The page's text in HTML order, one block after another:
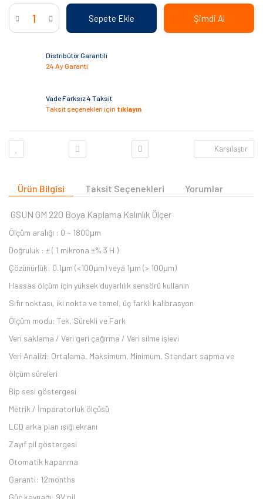
Sepete Ekle Şimdi Al
Distribütör Garantili
24 Ay Garanti
Vade Farksız 4 Taksit
Taksit seçenekleri için tıklayın
Karşılaştır
Ürün Bilgisi Taksit Seçenekleri Yorumlar
GSUN GM 220 Boya Kaplama Kalınlık Ölçer
Ölçüm aralığı : 0 ~ 1800μm
Doğruluk : ± ( 1 mikrona ±% 3 H )
Çözünürlük: 0.1μm (<100μm) veya 1μm (> 100μm)
Hassas ölçüm için yüksek duyarlılık sensörü kullanın
Sıfır noktası, iki nokta ve temel, üç farklı kalibrasyon
Ölçüm modu: Tek, Sürekli ve Fark
Veri saklama / Veri geri çağırma / Veri silme işlevi
Veri Analizi: Ortalama, Maksimum, Minimum, Standart sapma ve
ölçüm süreleri
Bip sesi göstergesi
Metrik / İmparatorluk ölçüsü
LCD arka plan ışığı ekranı
Zayıf pil göstergesi
Otomatik kapanma
Garanti: 12months
Güç kaynağı: 9V pil